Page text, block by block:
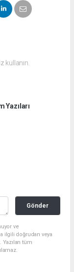
kullanın.
Yazıları
Gönder
ve
ilgili doğrudan veya
Yazılan tüm